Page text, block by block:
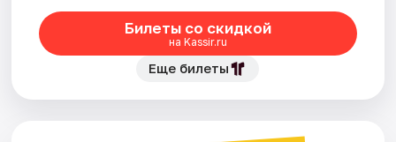
Билеты со скидкой
на Kassir.ru
Еще билеты